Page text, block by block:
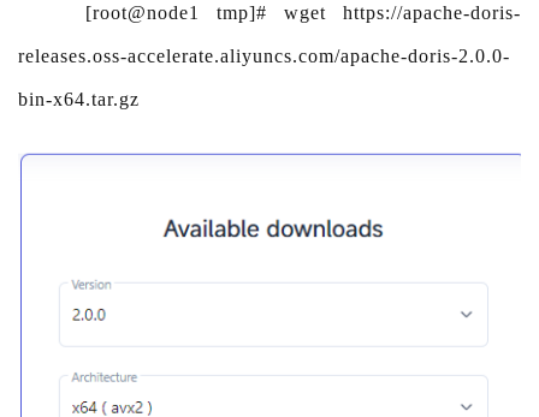
[root@node1 tmp]# wget https://apache-doris-
releases.oss-accelerate.aliyuncs.com/apache-doris-2.0.0-
bin-x64.tar.gz